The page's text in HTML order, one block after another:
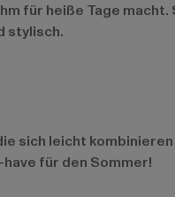
für heiße Tage
stylisch.
sich leicht
für den Sommer!